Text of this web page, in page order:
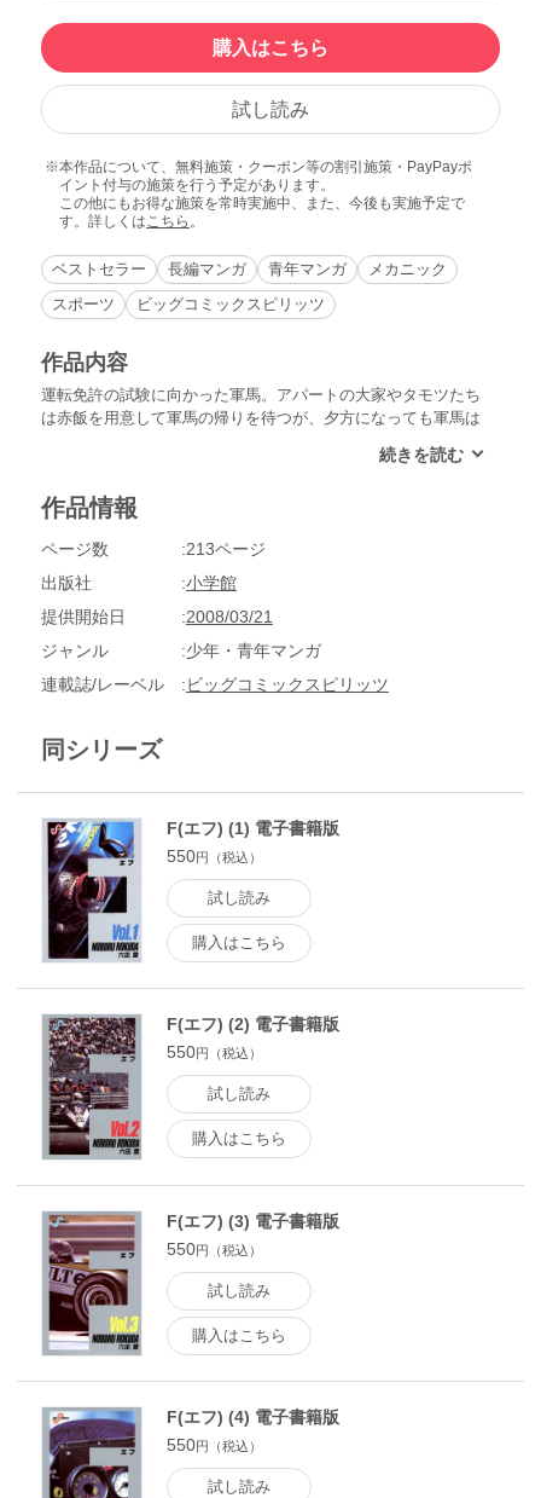
購入はこちら
試し読み
本作品について、無料施策・クーポン等の割引施策・PayPayポ
イント付与の施策を行う予定があります。
この他にもお得な施策を常時実施中、また、今後も実施予定で
す。詳しくはこちら 。
ベストセラー 長編マンガ 青年マンガ
メカニック
スポーツ
ビッグコミックスピリッツ
作品内容
運転免許の試験に向かった軍馬。アパートの大家やタモツたち
は赤飯を用意して軍馬の帰りを待つが、夕方になっても軍馬は
は乱れ疲れ切った様子に、皆は落ちたものだとなぐさめる
作品情報
ページ数
213ページ
出版社
小学館
提供開始日
2008/03/21
ジャンル
少年・青年マンガ
連載誌/レーベル
ビッグコミックスピリッツ
同シリーズ
F(エフ) (1) 電子書籍版
550円（税込）
試し読み
購入はこちら
F(エフ) (2) 電子書籍版
550円（税込）
試し読み
購入はこちら
F(エフ) (3) 電子書籍版
550円（税込）
試し読み
購入はこちら
F(エフ) (4) 電子書籍版
550円（税込）
試し読み